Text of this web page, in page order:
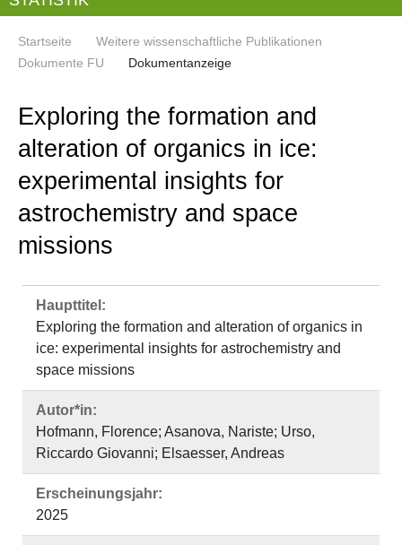
Startseite
Weitere wissenschaftliche Publikationen
Dokumente FU
Dokumentanzeige
Exploring the formation and
alteration of organics in ice:
experimental insights for
astrochemistry and space
missions
Haupttitel:
Exploring the formation and alteration of organics in
ice: experimental insights for astrochemistry and
space missions
Autor*in:
Hofmann, Florence; Asanova, Nariste; Urso,
Riccardo Giovanni; Elsaesser, Andreas
Erscheinungsjahr:
2025